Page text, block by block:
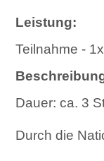
Leistung:
Teilnahme -
Dauer: ca. 3
Durch die